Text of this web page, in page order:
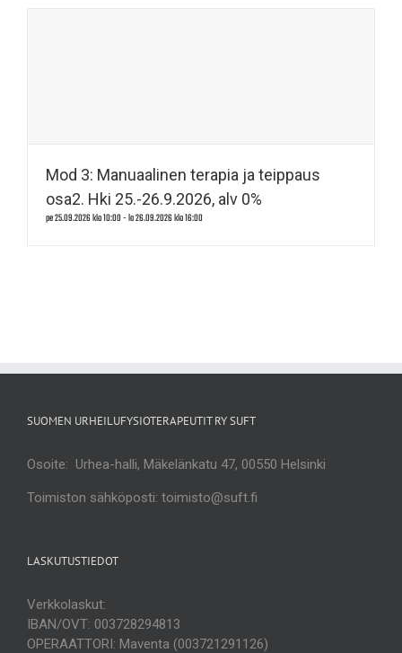
Mod 3: Manuaalinen terapia ja teippaus
osa2. Hki 25.-26.9.2026, alv 0%
pe 25.09.2026 klo 10:00-la 26.09.2026 klo 16:00
SUOMEN URHEILUFYSIOTERAPEUTIT RY SUFT
Osoite: Urhea-halli, Mäkelänkatu 47, 00550 Helsinki
Toimiston sähköposti: toimisto@suft.fi
LASKUTUSTIEDOT
Verkkolaskut:
IBAN/OVT: 003728294813
OPERAATTORI: Maventa (003721291126)